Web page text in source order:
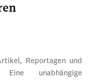
Reportagen und
unabhängige